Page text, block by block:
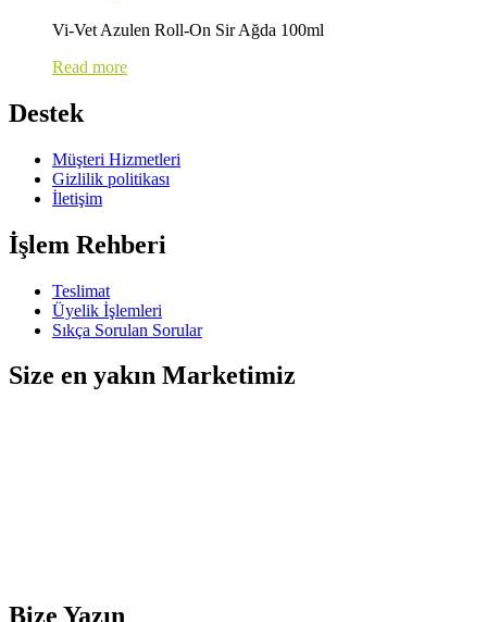
Vi-Vet Azulen Roll-On Sir Ağda 100ml
Read more
Destek
Müşteri Hizmetleri
Gizlilik politikası
İletişim
İşlem Rehberi
Teslimat
Üyelik İşlemleri
Sıkça Sorulan Sorular
Size en yakın Marketimiz
Bize Yazın